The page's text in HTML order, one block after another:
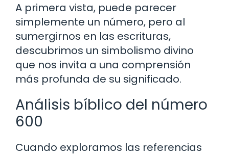
A primera vista, puede parecer
simplemente un número, pero al
sumergirnos en las escrituras,
descubrimos un simbolismo divino
que nos invita a una comprensión
más profunda de su significado.
Análisis bíblico del número
600
Cuando exploramos las referencias